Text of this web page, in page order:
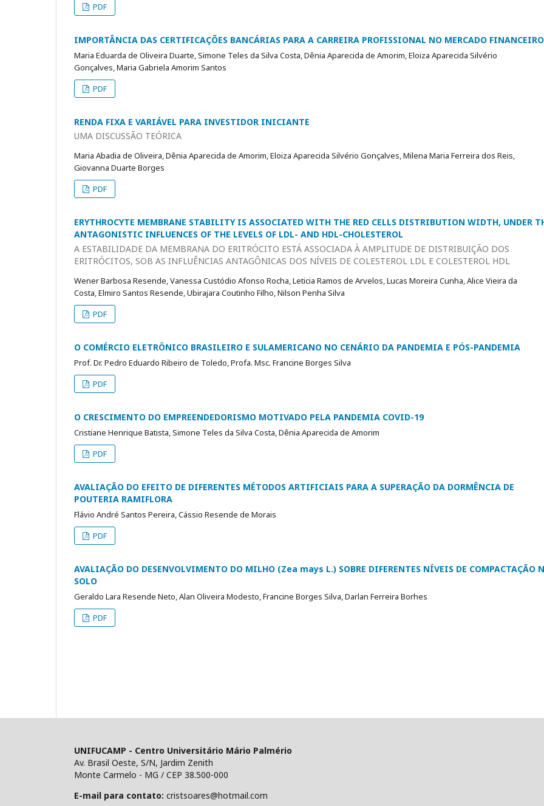
PDF
IMPORTÂNCIA DAS CERTIFICAÇÕES BANCÁRIAS PARA A CARREIRA PROFISSIONAL NO MERCADO FINANCEIRO
Maria Eduarda de Oliveira Duarte, Simone Teles da Silva Costa, Dênia Aparecida de Amorim, Eloiza Aparecida Silvério
Gonçalves, Maria Gabriela Amorim Santos
PDF
RENDA FIXA E VARIÁVEL PARA INVESTIDOR INICIANTE
UMA DISCUSSÃO TEÓRICA
Maria Abadia de Oliveira, Dênia Aparecida de Amorim, Eloiza Aparecida Silvério Gonçalves, Milena Maria Ferreira dos Reis,
Giovanna Duarte Borges
PDF
ERYTHROCYTE MEMBRANE STABILITY IS ASSOCIATED WITH THE RED CELLS DISTRIBUTION WIDTH, UNDER
ANTAGONISTIC INFLUENCES OF THE LEVELS OF LDL- AND HDL-CHOLESTEROL
A ESTABILIDADE DA MEMBRANA DO ERITRÓCITO ESTÁ ASSOCIADA À AMPLITUDE DE DISTRIBUIÇÃO DOS
ERITRÓCITOS, SOB AS INFLUÊNCIAS ANTAGÔNICAS DOS NÍVEIS DE COLESTEROL LDL E COLESTEROL HDL
Wener Barbosa Resende, Vanessa Custódio Afonso Rocha, Leticia Ramos de Arvelos, Lucas Moreira Cunha, Alice Vieira da
Costa, Elmiro Santos Resende, Ubirajara Coutinho Filho, Nilson Penha Silva
PDF
O COMÉRCIO ELETRÔNICO BRASILEIRO E SULAMERICANO NO CENÁRIO DA PANDEMIA E PÓS-PANDEMIA
Prof. Dr. Pedro Eduardo Ribeiro de Toledo, Profa. Msc. Francine Borges Silva
PDF
O CRESCIMENTO DO EMPREENDEDORISMO MOTIVADO PELA PANDEMIA COVID-19
Cristiane Henrique Batista, Simone Teles da Silva Costa, Dênia Aparecida de Amorim
PDF
AVALIAÇÃO DO EFEITO DE DIFERENTES MÉTODOS ARTIFICIAIS PARA A SUPERAÇÃO DA DORMÊNCIA DE
POUTERIA RAMIFLORA
Flávio André Santos Pereira, Cássio Resende de Morais
PDF
AVALIAÇÃO DO DESENVOLVIMENTO DO MILHO (Zea mays L.) SOBRE DIFERENTES NÍVEIS DE COMPACTAÇÃO
SOLO
Geraldo Lara Resende Neto, Alan Oliveira Modesto, Francine Borges Silva, Darlan Ferreira Borhes
PDF
UNIFUCAMP - Centro Universitário Mário Palmério
Av. Brasil Oeste, S/N, Jardim Zenith
Monte Carmelo - MG / CEP 38.500-000
E-mail para contato: cristsoares@hotmail.com